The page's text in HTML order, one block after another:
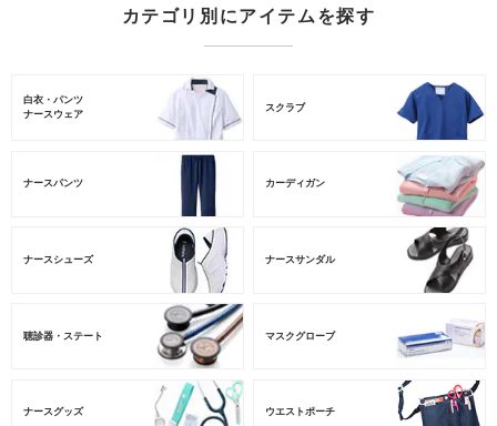
カテゴリ別にアイテムを探す
白衣・パンツ
ナースウェア
スクラブ
ナースパンツ カーディガン
ナースシューズ ナースサンダル
聴診器・ステート マスクグローブ
ナースグッズ ウエストポーチ